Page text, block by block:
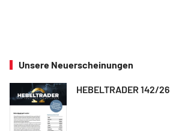
Unsere Neuerscheinungen
HEBELTRADER 142/26